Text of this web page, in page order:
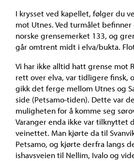
I krysset ved kapellet, følger du
mot Utnes. Ved turmålet
norske grensemerket 133, og
går omtrent midt i elva/bukta.
Vi har ikke alltid hatt grense mot
rett over elva, var tidligere finsk,
gikk det ferge mellom Utnes og
side (Petsamo-tiden). Dette var
muligheten for å komme seg
Varanger enda ikke var tilknyttet
veinettet. Man kjørte da til
Petsamo, og kjørte derfra langs
ishavsveien til Nellim, Ivalo og